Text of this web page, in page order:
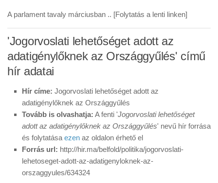
A parlament tavaly márciusban .. [Folytatás a lenti linken]
'Jogorvoslati lehetőséget adott az
adatigénylőknek az Országgyűlés' című
hír adatai
Hír címe: Jogorvoslati lehetőséget adott az
adatigénylőknek az Országgyűlés
Tovább is olvashatja: A fenti 'Jogorvoslati lehetőséget
adott az adatigénylőknek az Országgyűlés' nevű hír forrása
és folytatása ezen az oldalon érhető el
Forrás url: http://hir.ma/belfold/politika/jogorvoslati-
lehetoseget-adott-az-adatigenyloknek-az-
orszaggyules/634324